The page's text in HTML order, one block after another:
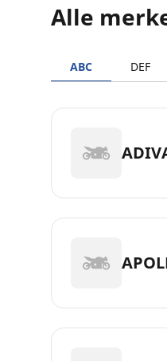
Alle
ABC DEF